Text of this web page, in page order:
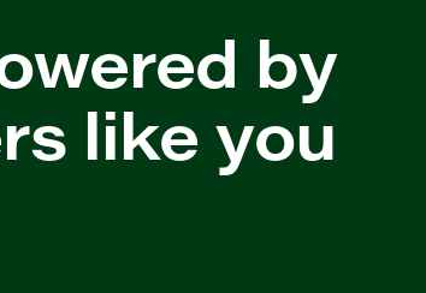
by
like you